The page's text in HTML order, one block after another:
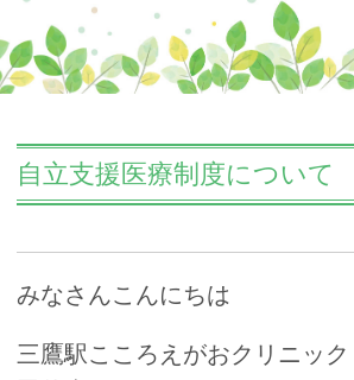
自立支援医療制度について
みなさんこんにちは
三鷹駅こころえがおクリニッ